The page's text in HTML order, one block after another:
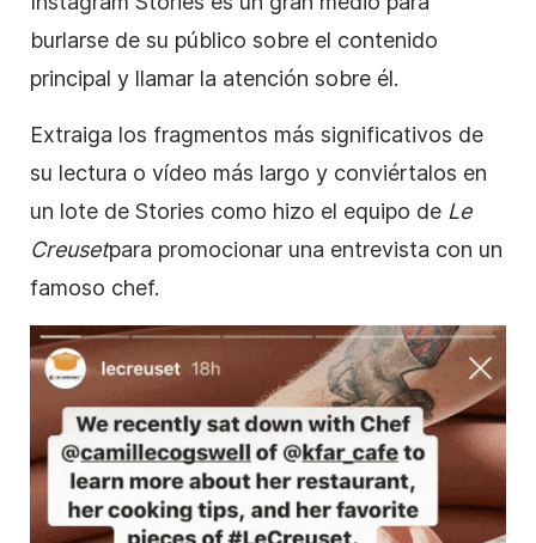
burlarse de su público sobre el contenido
principal y llamar la atención sobre él.
Extraiga los fragmentos más significativos de
su lectura o vídeo más largo y conviértalos en
un lote de Stories como hizo el equipo de Le
Creusetpara promocionar una entrevista con un
famoso chef.